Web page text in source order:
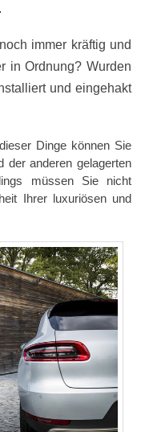
immer kräftig und
in Ordnung? Wurden
und eingehakt
Dinge können Sie
der anderen gelagerten
müssen Sie nicht
Ihrer luxuriösen und